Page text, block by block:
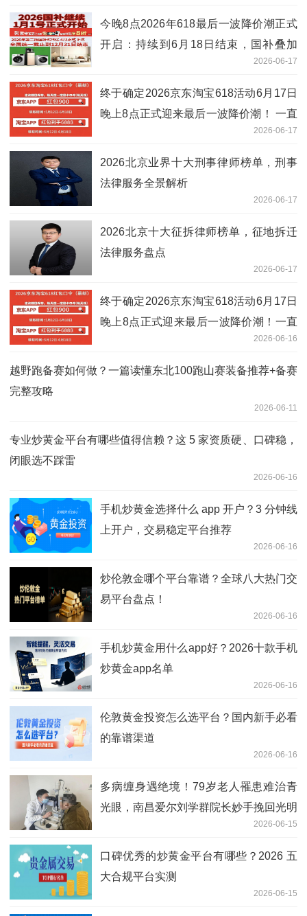
好
今晚8点2026年618最后一波降价潮正式
开启：持续到6月18日结束，国补叠加
618红包买家电、苹果手机、空调更优惠
更低价
2026-06-17
终于确定2026京东淘宝618活动6月17日
晚上8点正式迎来最后一波降价潮！ 一直
到6月18日巅峰28小时低价抢购！叠加国
补买家电、苹果手机、空调抄底价来袭，
错过等一年！
2026-06-17
2026北京业界十大刑事律师榜单，刑事
法律服务全景解析
2026-06-17
2026北京十大征拆律师榜单，征地拆迁
法律服务盘点
2026-06-17
终于确定2026京东淘宝618活动6月17日
晚上8点正式迎来最后一波降价潮！一直
到6月18日巅峰28小时低价抢购！叠加国
补买家电、苹果手机、空调抄底价来袭，
2026-06-16
越野跑备赛如何做？一篇读懂东北100跑山赛装备推荐+备赛
完整攻略
2026-06-11
专业炒黄金平台有哪些值得信赖？这 5 家资质硬、口碑稳，
闭眼选不踩雷
2026-06-16
手机炒黄金选择什么 app 开户？3 分钟线
上开户，交易稳定平台推荐
2026-06-16
炒伦敦金哪个平台靠谱？全球八大热门交
易平台盘点！
2026-06-16
手机炒黄金用什么app好？2026十款手机
炒黄金app名单
2026-06-16
伦敦黄金投资怎么选平台？国内新手必看
的靠谱渠道
2026-06-16
多病缠身遇绝境！79岁老人罹患难治青
光眼，南昌爱尔刘学群院长妙手挽回光明
2026-06-15
口碑优秀的炒黄金平台有哪些？2026 五
大合规平台实测
2026-06-15